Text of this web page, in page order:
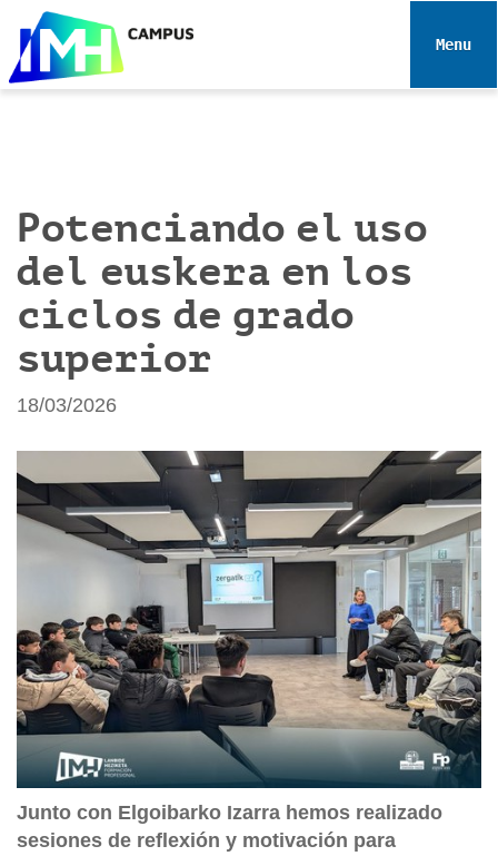
e
Toggle
Potenciando el uso
del euskera en los
ciclos de grado
superior
18/03/2026
Junto con Elgoibarko Izarra hemos realizado
sesiones de reflexión y motivación para